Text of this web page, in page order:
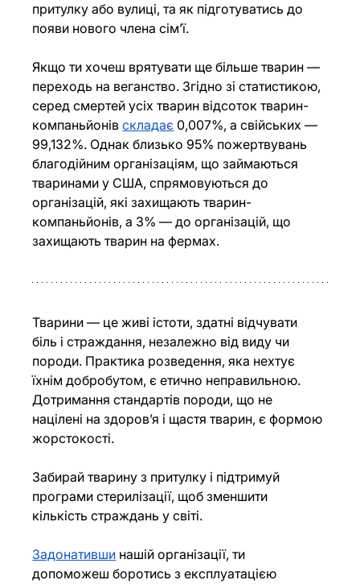
притулку або вулиці, та як підготуватись до
появи нового члена сімʼї.
Якщо ти хочеш врятувати ще більше тварин —
переходь на веганство. Згідно зі статистикою,
серед смертей усіх тварин відсоток тварин-
компаньйонів складає 0,007%, а свійських —
99,132%. Однак близько 95% пожертвувань
благодійним організаціям, що займаються
тваринами у США, спрямовуються до
організацій, які захищають тварин-
компаньйонів, а 3% — до організацій, що
захищають тварин на фермах.
Тварини — це живі істоти, здатні відчувати
біль і страждання, незалежно від виду чи
породи. Практика розведення, яка нехтує
їхнім добробутом, є етично неправильною.
Дотримання стандартів породи, що не
націлені на здоров’я і щастя тварин, є формою
жорстокості.
Забирай тварину з притулку і підтримуй
програми стерилізації, щоб зменшити
кількість страждань у світі.
Задонативши нашій організації, ти
допоможеш боротись з експлуатацією